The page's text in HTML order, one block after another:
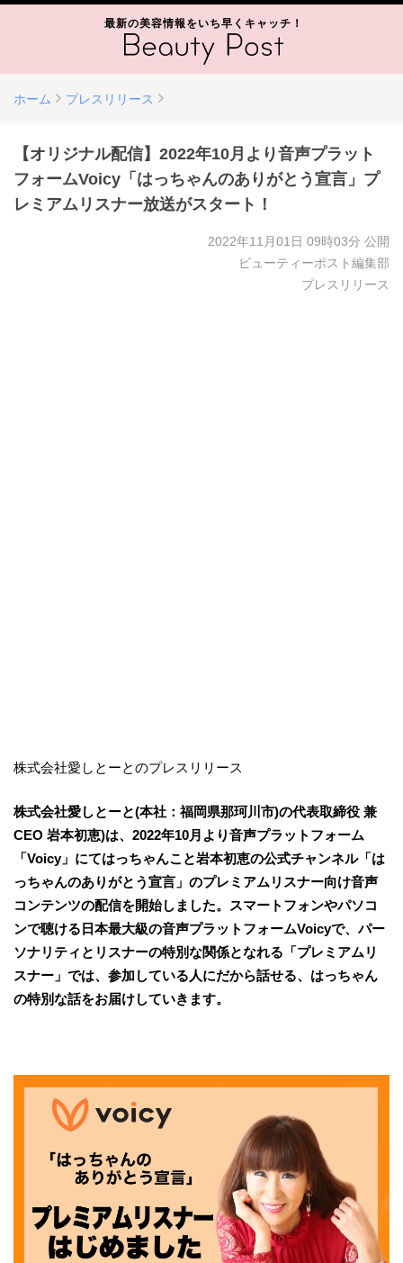
最新の美容情報をいち早くキャッチ！
ホーム プレスリリース
​【オリジナル配信】2022年10月より音声プラット
フォームVoicy「はっちゃんのありがとう宣言」プ
レミアムリスナー放送がスタート！
2022年11月01日 09時03分 公開
ビューティーポスト編集部
プレスリリース
株式会社愛しとーとのプレスリリース
株式会社愛しとーと(本社：福岡県那珂川市)の代表取締役 兼
CEO 岩本初恵)は、2022年10月より音声プラットフォーム
「Voicy」にてはっちゃんこと岩本初恵の公式チャンネル「は
っちゃんのありがとう宣言」のプレミアムリスナー向け音声
コンテンツの配信を開始しました。スマートフォンやパソコ
ンで聴ける日本最大級の音声プラットフォームVoicyで、パー
ソナリティとリスナーの特別な関係となれる「プレミアムリ
スナー」では、参加している人にだから話せる、はっちゃん
の特別な話をお届けしていきます。